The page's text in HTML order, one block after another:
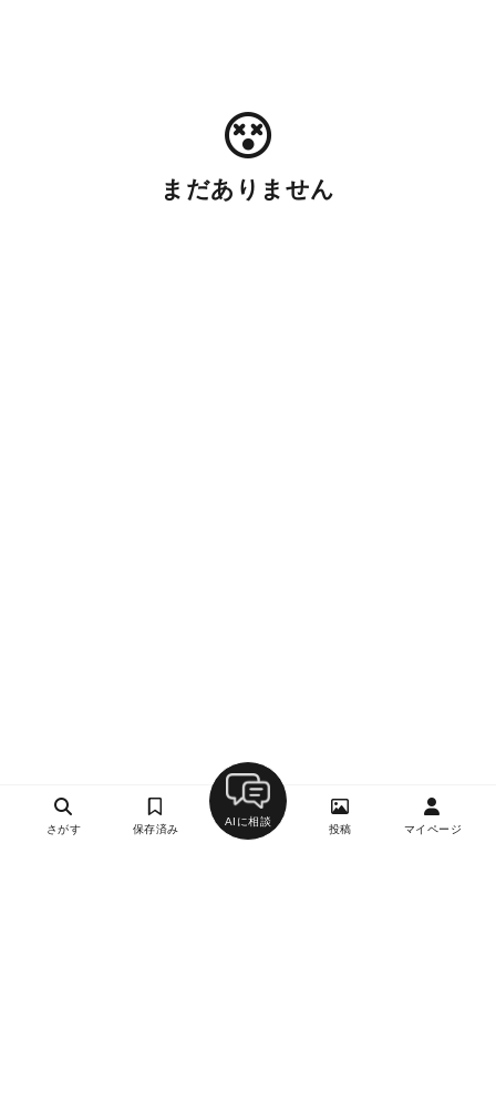
まだありません
さがす 保存済み
AIに相談
投稿 マイページ